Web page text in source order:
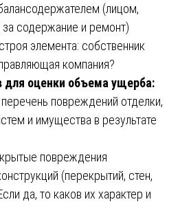
(лицом,
за содержание и ремонт)
элемента: собственник
компания?
для оценки объема ущерба:
повреждений отделки,
и имущества в результате
повреждения
(перекрытий, стен,
да, то каков их характер и